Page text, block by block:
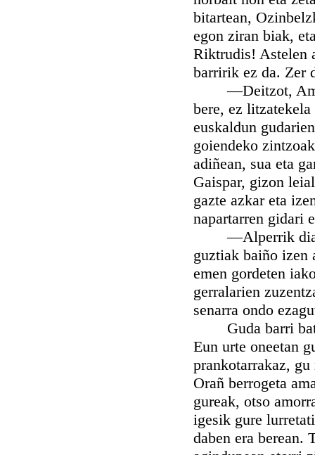
bitartean,
egon ziran biak,
Riktrudis! Astelen
barririk ez da. Zer
—Deitzot, Ama,
bere, ez
euskaldun
goiendeko
adiñean, sua eta
Gaispar, gizon
gazte azkar eta
napartarren gidari
—Alperrik
guztiak baiño izen
emen gordeten
gerralarien
senarra ondo
Guda barri bat
Eun urte oneetan
prankotarrakaz,
Orañ berrogeta
gureak, otso
igesik gure
daben era berean.